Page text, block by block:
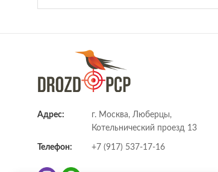
Адрес:
г. Москва, Люберцы,
Котельнический проезд 13
Телефон: +7 (917) 537-17-16